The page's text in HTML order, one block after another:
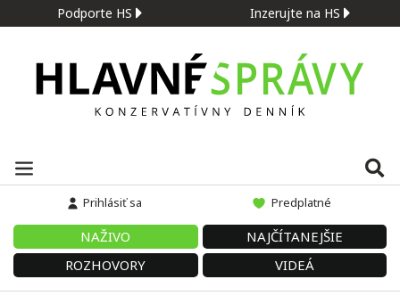
Podporte HS Inzerujte na HS
Prihlásiť sa Predplatné
NAŽIVO
NAJČÍTANEJŠIE
ROZHOVORY
VIDEÁ